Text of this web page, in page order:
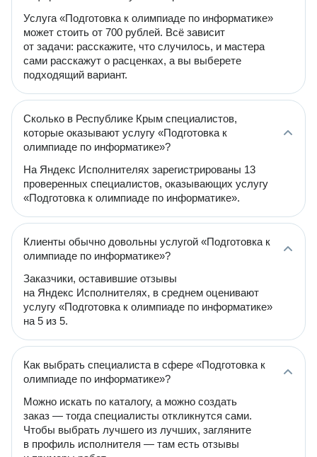
Услуга «Подготовка к олимпиаде по информатике»
может стоить от 700 рублей. Всё зависит
от задачи: расскажите, что случилось, и мастера
сами расскажут о расценках, а вы выберете
подходящий вариант.
Сколько в Республике Крым специалистов,
которые оказывают услугу «Подготовка к
олимпиаде по информатике»?
На Яндекс Исполнителях зарегистрированы 13
проверенных специалистов, оказывающих услугу
«Подготовка к олимпиаде по информатике».
Клиенты обычно довольны услугой «Подготовка к
олимпиаде по информатике»?
Заказчики, оставившие отзывы
на Яндекс Исполнителях, в среднем оценивают
услугу «Подготовка к олимпиаде по информатике»
на 5 из 5.
Как выбрать специалиста в сфере «Подготовка к
олимпиаде по информатике»?
Можно искать по каталогу, а можно создать
заказ — тогда специалисты откликнутся сами.
Чтобы выбрать лучшего из лучших, загляните
в профиль исполнителя — там есть отзывы